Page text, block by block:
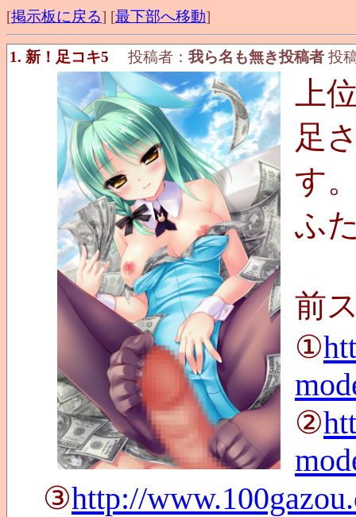
[掲示板に戻る] [最下部へ移動]
1. 新！足コキ5 投稿者： 我ら名も無き投稿者 投
上
足
す
ふ
前
①
②
③http://